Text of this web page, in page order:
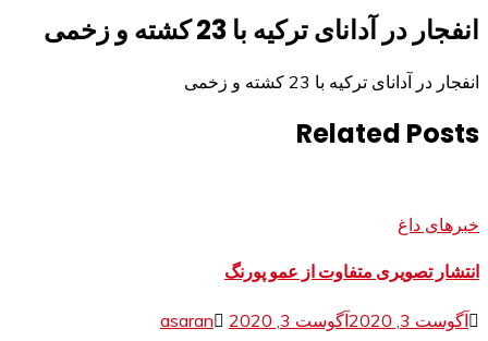
انفجار در آدانای ترکیه با 23 کشته و زخمی
انفجار در آدانای ترکیه با 23 کشته و زخمی
Related Posts
خبرهای داغ
انتشار تصویری متفاوت از عمو پورنگ
آگوست 3, 2020 آگوست 3, 2020 asaran